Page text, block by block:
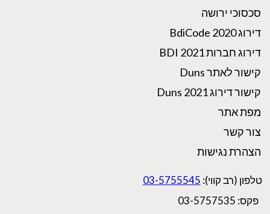
סכסוכי ירושה
דירוג BdiCode 2020
דירוג חברות BDI 2021
קישור לאתר Duns
קישור דירוג Duns 2021
מפת אתר
צור קשר
הצהרת נגישות
טלפון (רב קווי): 03-5755545
פקס: 03-5757535